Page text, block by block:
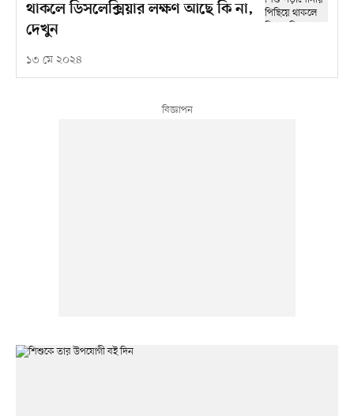
থাকলে ডিসলেক্সিয়ার লক্ষণ আছে কি না,
দেখুন
১৩ মে ২০২৪